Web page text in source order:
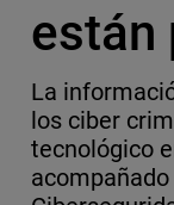
están
La
los ciber
tecnológico